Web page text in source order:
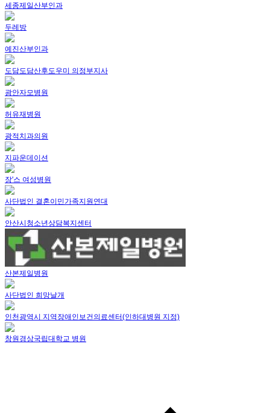
세종제일산부인과
두레방
예진산부인과
도담도담산후도우미 의정부지사
광안자모병원
허유재병원
광적치과의원
지파운데이션
장'스 여성병원
사단법인 결혼이민가족지원연대
안산시청소년상담복지센터
산본제일병원
사단법인 희망날개
인천광역시 지역장애인보건의료센터(인하대병원 지정)
창원경상국립대학교 병원